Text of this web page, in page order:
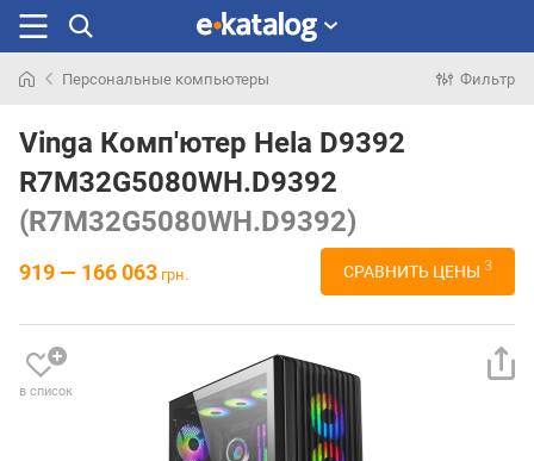
раньше
Персональные компьютеры Фильтр
Vinga Комп'ютер Hela D9392
R7M32G5080WH.D9392
(R7M32G5080WH.D9392)
919 — 166 063 грн. СРАВНИТЬ ЦЕНЫ 3
в список